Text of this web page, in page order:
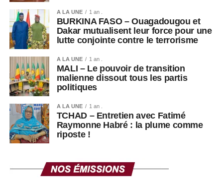
A LA UNE 1 an .
BURKINA FASO – Ouagadougou et
Dakar mutualisent leur force pour une
lutte conjointe contre le terrorisme
A LA UNE 1 an .
MALI – Le pouvoir de transition
malienne dissout tous les partis
politiques
A LA UNE 1 an .
TCHAD – Entretien avec Fatimé
Raymonne Habré : la plume comme
riposte !